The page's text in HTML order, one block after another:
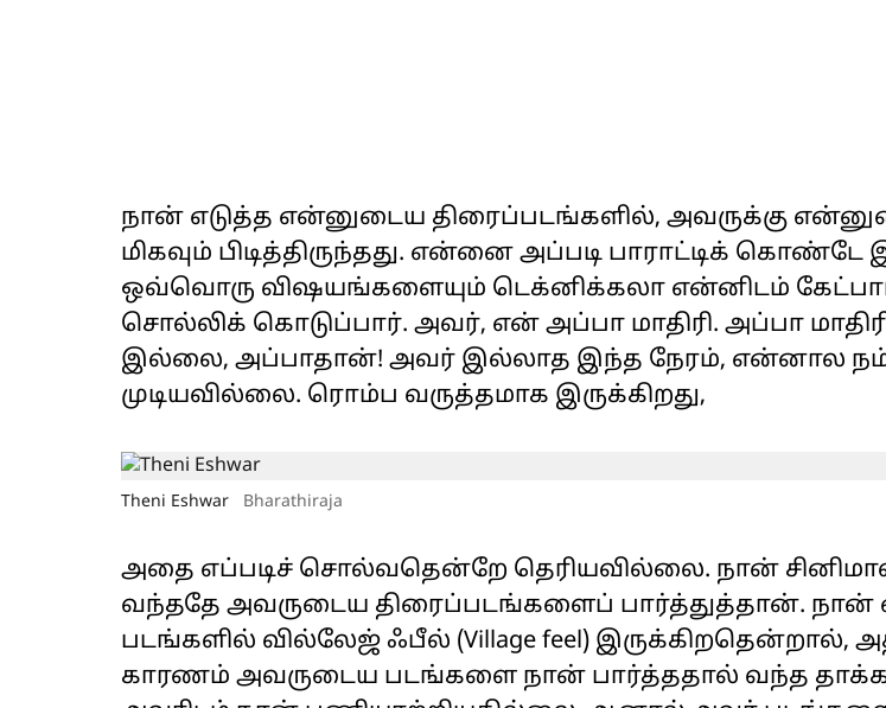
நான் எடுத்த என்னுடைய திரைப்படங்களில், அவருக்கு
மிகவும் பிடித்திருந்தது. என்னை அப்படி பாராட்டிக் கொண்டே
ஒவ்வொரு விஷயங்களையும் டெக்னிக்கலா என்னிடம்
சொல்லிக் கொடுப்பார். அவர், என் அப்பா மாதிரி. அப்பா
இல்லை, அப்பாதான்! அவர் இல்லாத இந்த நேரம், என்னால
முடியவில்லை. ரொம்ப வருத்தமாக இருக்கிறது,
Theni Eshwar Bharathiraja
அதை எப்படிச் சொல்வதென்றே தெரியவில்லை. நான்
வந்ததே அவருடைய திரைப்படங்களைப் பார்த்துத்தான். நான்
படங்களில் வில்லேஜ் ஃபீல் (Village feel) இருக்கிறதென்றால்,
காரணம் அவருடைய படங்களை நான் பார்த்ததால் வந்த